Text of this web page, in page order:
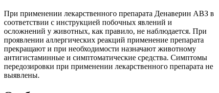
При применении лекарственного препарата Денаверин АВЗ в
соответствии с инструкцией побочных явлений и
осложнений у животных, как правило, не наблюдается. При
проявлении аллергических реакций применение препарата
прекращают и при необходимости назначают животному
антигистаминные и симптоматические средства. Симптомы
передозировки при применении лекарственного препарата не
выявлены.